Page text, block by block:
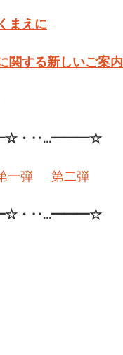
まえに
関する新しいご案内
・‥…━━━☆
一弾 第二弾
・‥…━━━☆